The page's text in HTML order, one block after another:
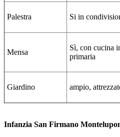
Palestra Si in
Mensa
Sì, con cucina
primaria
Giardino ampio,
Infanzia San Firmano